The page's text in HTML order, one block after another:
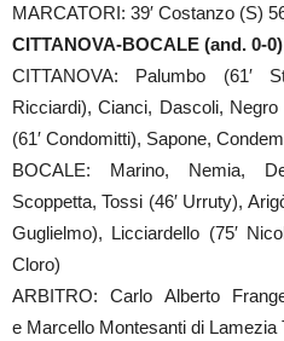
MARCATORI: 39′ Costanzo (S)
CITTANOVA-BOCALE (and. 0-
CITTANOVA: Palumbo (61′
Ricciardi), Cianci, Dascoli,
(61′ Condomitti), Sapone,
BOCALE: Marino, Nemia,
Scoppetta, Tossi (46′ Urruty),
Guglielmo), Licciardello (75′
Cloro)
ARBITRO: Carlo Alberto
e Marcello Montesanti di Lamezia